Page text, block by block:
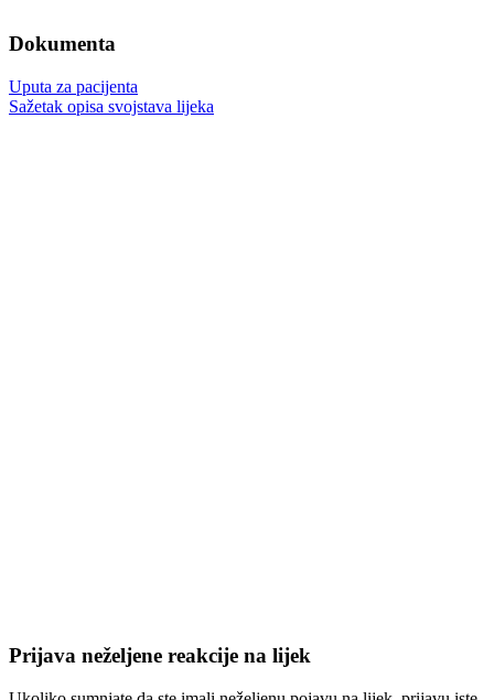
Dokumenta
Uputa za pacijenta
Sažetak opisa svojstava lijeka
Prijava neželjene reakcije na lijek